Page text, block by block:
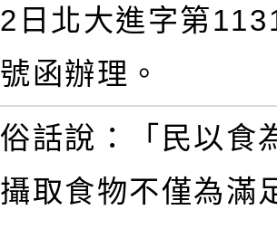
2日北大進字第
號函辦理。
俗話說：「民以食
攝取食物不僅為滿